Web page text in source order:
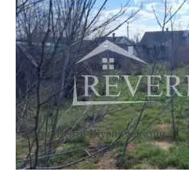
Кахул,Центр-Шурин магазин
2комнаты